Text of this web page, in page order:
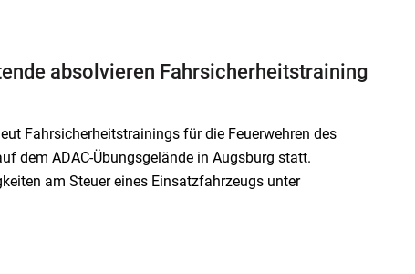
absolvieren Fahrsicherheitstraining
Fahrsicherheitstrainings für die Feuerwehren des
dem ADAC-Übungsgelände in Augsburg statt.
am Steuer eines Einsatzfahrzeugs unter